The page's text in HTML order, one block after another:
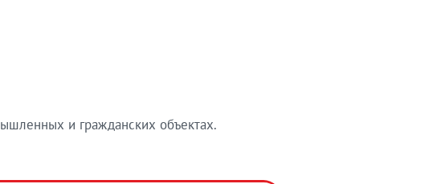
и гражданских объектах.